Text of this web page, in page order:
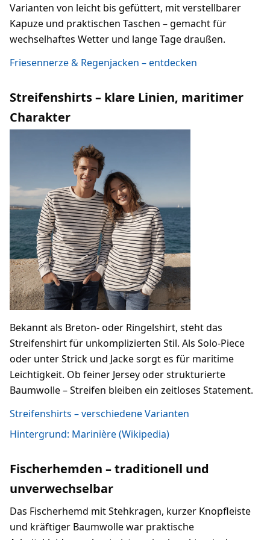
Varianten von leicht bis gefüttert, mit verstellbarer
Kapuze und praktischen Taschen – gemacht für
wechselhaftes Wetter und lange Tage draußen.
Friesennerze & Regenjacken – entdecken
Streifenshirts – klare Linien, maritimer
Charakter
Bekannt als Breton- oder Ringelshirt, steht das
Streifenshirt für unkomplizierten Stil. Als Solo-Piece
oder unter Strick und Jacke sorgt es für maritime
Leichtigkeit. Ob feiner Jersey oder strukturierte
Baumwolle – Streifen bleiben ein zeitloses Statement.
Streifenshirts – verschiedene Varianten
Hintergrund: Marinière (Wikipedia)
Fischerhemden – traditionell und
unverwechselbar
Das Fischerhemd mit Stehkragen, kurzer Knopfleiste
und kräftiger Baumwolle war praktische